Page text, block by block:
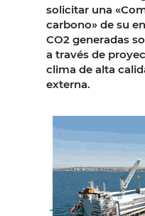
solicitar una
carbono» de su
CO2 generadas
a través de
clima de alta
externa.